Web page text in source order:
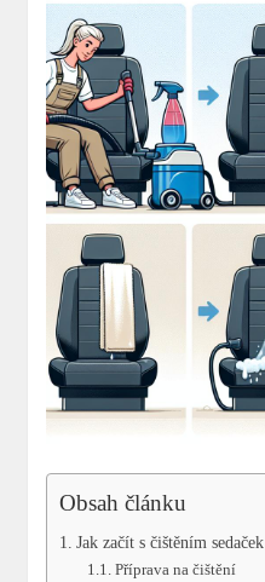
Obsah článku
Jak začít s čištěním sedaček
Příprava na čištění